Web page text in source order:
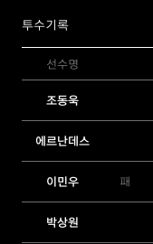
투수기록
선수명
조동욱
에르난데스
이민우 패
박상원